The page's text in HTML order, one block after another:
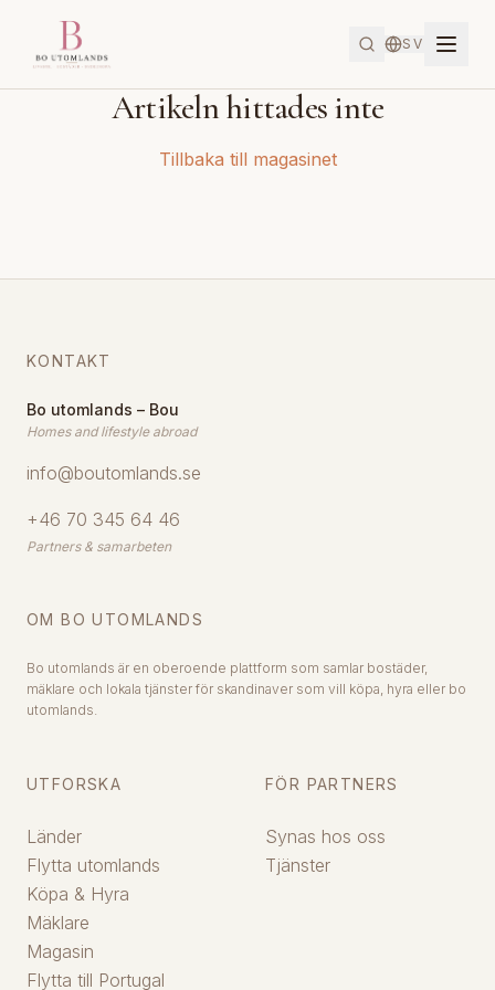
SV
Artikeln hittades inte
Tillbaka till magasinet
KONTAKT
Bo utomlands – Bou
Homes and lifestyle abroad
info@boutomlands.se
+46 70 345 64 46
Partners & samarbeten
OM BO UTOMLANDS
Bo utomlands är en oberoende plattform som samlar bostäder,
mäklare och lokala tjänster för skandinaver som vill köpa, hyra eller bo
utomlands.
UTFORSKA
Länder
Flytta utomlands
Köpa & Hyra
Mäklare
Magasin
Flytta till Portugal
FÖR PARTNERS
Synas hos oss
Tjänster